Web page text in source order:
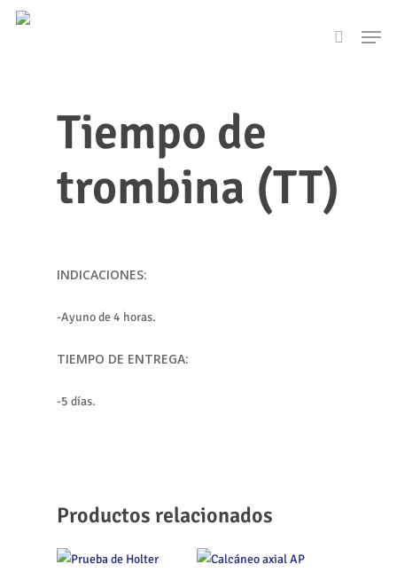
Skip
search
Tiempo de
trombina (TT)
INDICACIONES:
-Ayuno de 4 horas.
TIEMPO DE ENTREGA:
-5 días.
Productos relacionados